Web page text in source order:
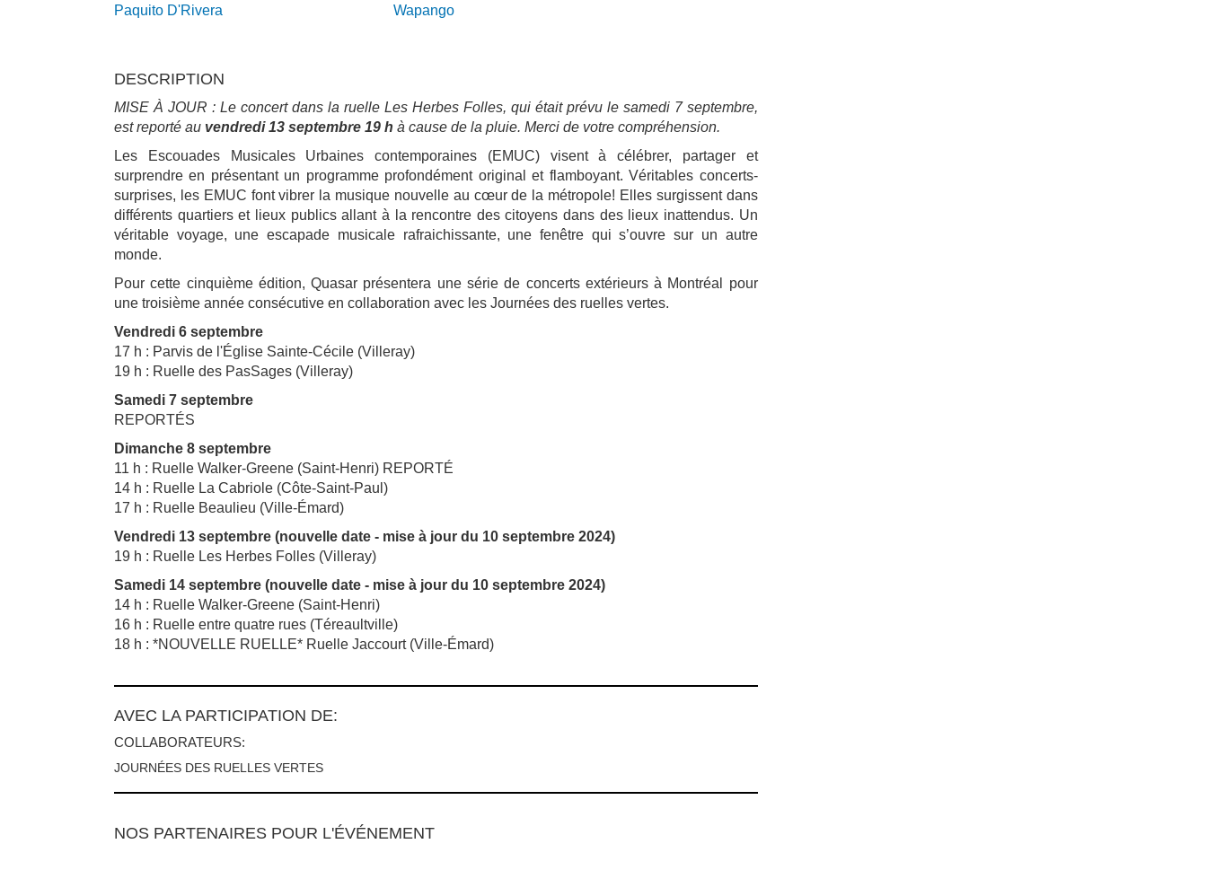
Paquito D'Rivera
Wapango
DESCRIPTION
MISE À JOUR : Le concert dans la ruelle Les Herbes Folles, qui était prévu le samedi 7 septembre,
est reporté au vendredi 13 septembre 19 h à cause de la pluie. Merci de votre compréhension.
Les Escouades Musicales Urbaines contemporaines (EMUC) visent à célébrer, partager et
surprendre en présentant un programme profondément original et flamboyant. Véritables concerts-
surprises, les EMUC font vibrer la musique nouvelle au cœur de la métropole! Elles surgissent dans
différents quartiers et lieux publics allant à la rencontre des citoyens dans des lieux inattendus. Un
véritable voyage, une escapade musicale rafraichissante, une fenêtre qui s’ouvre sur un autre
monde.
Pour cette cinquième édition, Quasar présentera une série de concerts extérieurs à Montréal pour
une troisième année consécutive en collaboration avec les Journées des ruelles vertes.
Vendredi 6 septembre
17 h : Parvis de l'Église Sainte-Cécile (Villeray)
19 h : Ruelle des PasSages (Villeray)
Samedi 7 septembre
REPORTÉS
Dimanche 8 septembre
11 h : Ruelle Walker-Greene (Saint-Henri) REPORTÉ
14 h : Ruelle La Cabriole (Côte-Saint-Paul)
17 h : Ruelle Beaulieu (Ville-Émard)
Vendredi 13 septembre (nouvelle date - mise à jour du 10 septembre 2024)
19 h : Ruelle Les Herbes Folles (Villeray)
Samedi 14 septembre (nouvelle date - mise à jour du 10 septembre 2024)
14 h : Ruelle Walker-Greene (Saint-Henri)
16 h : Ruelle entre quatre rues (Téreaultville)
18 h : *NOUVELLE RUELLE* Ruelle Jaccourt (Ville-Émard)
AVEC LA PARTICIPATION DE:
COLLABORATEURS:
JOURNÉES DES RUELLES VERTES
NOS PARTENAIRES POUR L'ÉVÉNEMENT